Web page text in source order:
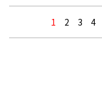
1 2 3 4